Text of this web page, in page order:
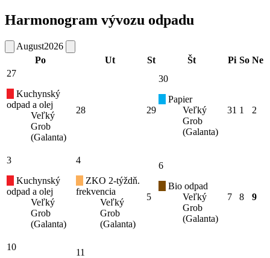
Harmonogram vývozu odpadu
August2026
Po
Ut St Št Pi So Ne
27
Kuchynský
odpad a olej
Veľký
Grob
(Galanta)
28 29
30
Papier
Veľký
Grob
(Galanta)
31 1 2
3
Kuchynský
odpad a olej
Veľký
Grob
(Galanta)
4
ZKO 2-týždň.
frekvencia
Veľký
Grob
(Galanta)
5
6
Bio odpad
Veľký
Grob
(Galanta)
7 8 9
10
11